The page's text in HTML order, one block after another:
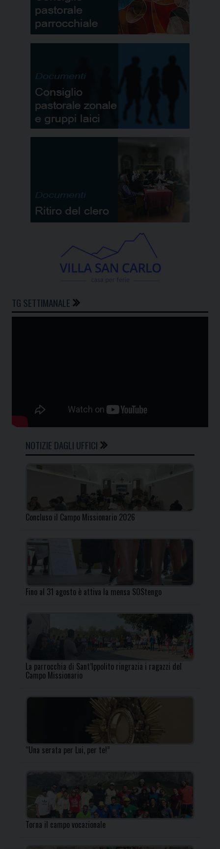
TG SETTIMANALE
NOTIZIE DAGLI UFFICI
Concluso il Campo Missionario 2026
Fino al 31 agosto è attiva la mensa SOStengo
La parrocchia di Sant’Ippolito ringrazia i ragazzi del
Campo Missionario
“Una serata per Lui, per te!”
Torna il campo vocazionale